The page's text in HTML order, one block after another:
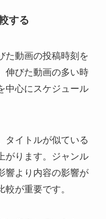
する
た動画の投稿時刻を
伸びた動画の多い時
中心にスケジュール
タイトルが似ている
がります。ジャンル
響より内容の影響が
が重要です。